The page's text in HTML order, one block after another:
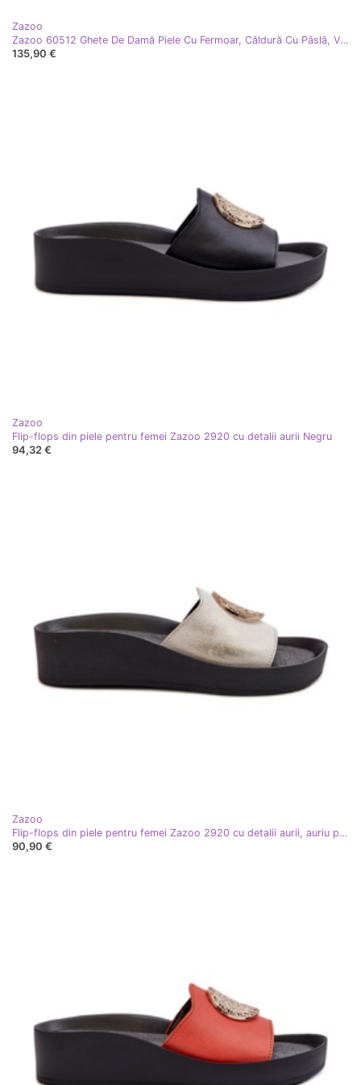
Zazoo
Zazoo 60512 Ghete De Damă Piele Cu Fermoar, Căldură Cu Pâslă, Verde închis
135,90 €
Zazoo
Flip-flops din piele pentru femei Zazoo 2920 cu detalii aurii Negru
94,32 €
Zazoo
Flip-flops din piele pentru femei Zazoo 2920 cu detalii aurii, auriu periat alb
90,90 €